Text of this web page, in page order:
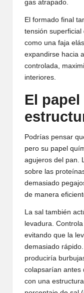
gas atrapado.
El formado final
tensión
como una faja
expandirse hacia
controlada,
interiores.
El
Podrías pensar
pero su papel
agujeros del pan.
sobre las
demasiado
de manera
La sal también
levadura.
evitando que la
demasiado
produciría
colapsarían antes
con una